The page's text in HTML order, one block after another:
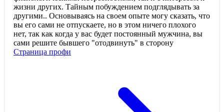
жизни других. Тайным побуждением подглядывать за
другими.. Основываясь на своем опыте могу сказать, что
вы его сами не отпускаете, но в этом ничего плохого
нет, так как когда у вас будет постоянный мужчина, вы
сами решите бывшего "отодвинуть" в сторону
Страница профи